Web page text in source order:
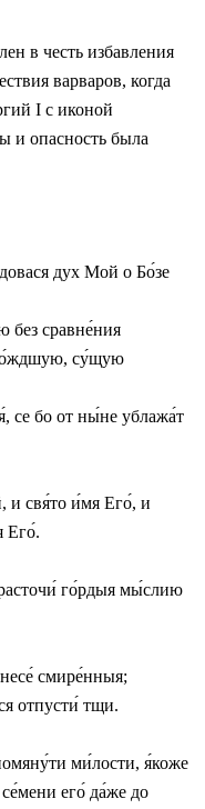
в честь избавления
варваров, когда
I с иконой
и опасность была
дух Мой о Бо́зе
сравне́ния
су́щую
се бо от ны́не ублажа́т
и свя́то и́мя Его́, и
Его́.
го́рдыя мы́слию
смире́нныя;
отпусти́ тщи.
ми́лости, я́коже
его́ да́же до